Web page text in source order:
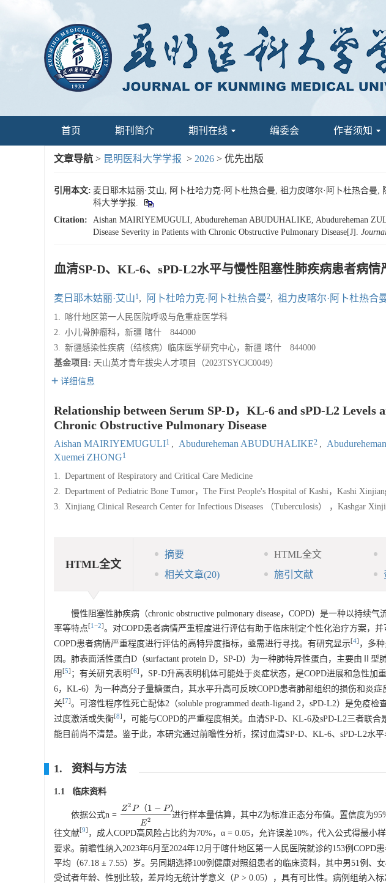
首页 期刊简介 期刊在线 编委会 作者须知
文章导航 > 昆明医科大学学报 > 2026 > 优先出版
引用本文: 麦日耶木姑丽·艾山, 阿卜杜哈力克·阿卜杜热合曼, 祖力皮喀尔·阿卜杜热合
科大学学报.
Citation:
Aishan MAIRIYEMUGULI, Abudureheman ABUDUHALIKE, Abudureheman
Disease Severity in Patients with Chronic Obstructive Pulmonary Disease[J].
血清SP-D、KL-6、sPD-L2水平与慢性阻塞性肺疾病患者病情
麦日耶木姑丽·艾山1, 阿卜杜哈力克·阿卜杜热合曼2, 祖力皮喀尔·阿卜杜热合
1.
喀什地区第一人民医院呼吸与危重症医学科
2. 小儿骨肿瘤科，新疆 喀什 844000
3. 新疆感染性疾病（结核病）临床医学研究中心，新疆 喀什 844000
基金项目: 天山英才青年拔尖人才项目（2023TSYCJC0049）
详细信息
Relationship between Serum SP-D，KL-6 and sPD-L2 Levels
Chronic Obstructive Pulmonary Disease
Aishan MAIRIYEMUGULI1 , Abudureheman ABUDUHALIKE2 ,
Xuemei ZHONG1
1. Department of Respiratory and Critical Care Medicine
2. Department of Pediatric Bone Tumor，The First People's Hospital of Kashi，Kashi
3. Xinjiang Clinical Research Center for Infectious Diseases （Tuberculosis） ，Kashgar
HTML全文
摘要 HTML全文
相关文章(20) 施引文献
慢性阻塞性肺疾病（chronic obstructive pulmonary disease，COPD）是一种以持续
率等特点[1 −2]。对COPD患者病情严重程度进行评估有助于临床制定个性化治疗方案，
COPD患者病情严重程度进行评估的高特异度指标，亟需进行寻找。有研究显示[4] ，多
因。肺表面活性蛋白D（surfactant protein D，SP-D）为一种肺特异性蛋白，主要由Ⅱ
用 [5] ；有关研究表明 [6] ，SP-D升高表明机体可能处于炎症状态，是COPD进展和急性加
6，KL-6）为一种高分子量糖蛋白，其水平升高可反映COPD患者肺部组织的损伤和炎
关[7]。可溶性程序性死亡配体2（soluble programmed death-ligand 2，sPD-L2）是免疫
过度激活或失衡[8] ，可能与COPD的严重程度相关。血清SP-D、KL-6及sPD-L2三者联
能目前尚不清楚。鉴于此，本研究通过前瞻性分析，探讨血清SP-D、KL-6、sPD-L2水平
1. 资料与方法
1.1 临床资料
依据公式n =
Z2P （1 − P）
E2
Z2P（1−P）E2
进行样本量估算，其中Z为标准正态分布值。置信度为
往文献 9
，成人COPD高风险占比约为70%，α = 0.05，允许误差10%，代入公式得最小
要求。前瞻性纳入2023年6月至2024年12月于喀什地区第一人民医院就诊的153例COPD
平均（67.18 ± 7.55）岁。另同期选择100例健康对照组患者的临床资料，其中男51例、
受试者年龄、性别比较，差异均无统计学意义（P > 0.05），具有可比性。病例组纳入